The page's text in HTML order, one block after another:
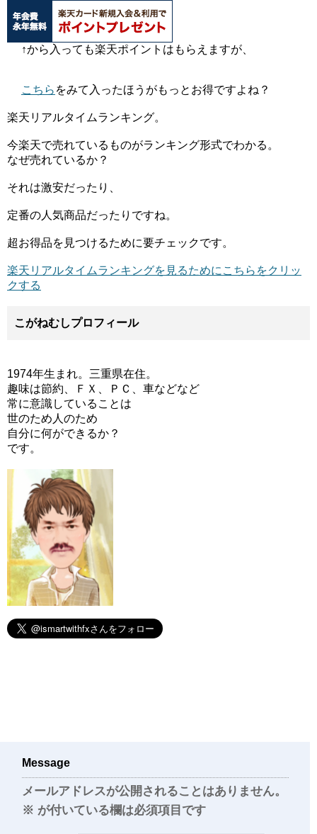
↑から入っても楽天ポイントはもらえますが、
こちら をみて入ったほうがもっとお得ですよね？
楽天リアルタイムランキング。
今楽天で売れているものがランキング形式でわかる。
なぜ売れているか？
それは激安だったり、
定番の人気商品だったりですね。
超お得品を見つけるために要チェックです。
楽天リアルタイムランキングを見るためにこちらをクリッ
クする
こがねむしプロフィール
1974年生まれ。三重県在住。
趣味は節約、ＦＸ、ＰＣ、車などなど
常に意識していることは
世のため人のため
自分に何ができるか？
です。
Message
メールアドレスが公開されることはありません。
※ が付いている欄は必須項目です